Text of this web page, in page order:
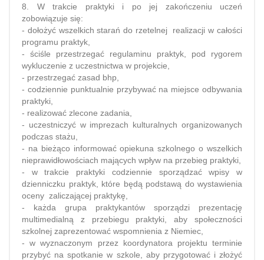
8. W trakcie praktyki i po jej zakończeniu uczeń
zobowiązuje się:
- dołożyć wszelkich starań do rzetelnej realizacji w całości
programu praktyk,
- ściśle przestrzegać regulaminu praktyk, pod rygorem
wykluczenie z uczestnictwa w projekcie,
- przestrzegać zasad bhp,
- codziennie punktualnie przybywać na miejsce odbywania
praktyki,
- realizować zlecone zadania,
- uczestniczyć w imprezach kulturalnych organizowanych
podczas stażu,
- na bieżąco informować opiekuna szkolnego o wszelkich
nieprawidłowościach mających wpływ na przebieg praktyki,
- w trakcie praktyki codziennie sporządzać wpisy w
dzienniczku praktyk, które będą podstawą do wystawienia
oceny zaliczającej praktykę,
- każda grupa praktykantów sporządzi prezentację
multimedialną z przebiegu praktyki, aby społeczności
szkolnej zaprezentować wspomnienia z Niemiec,
- w wyznaczonym przez koordynatora projektu terminie
przybyć na spotkanie w szkole, aby przygotować i złożyć